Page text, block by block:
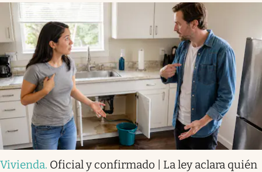
Vivienda. Oficial y confirmado | La ley aclara quién